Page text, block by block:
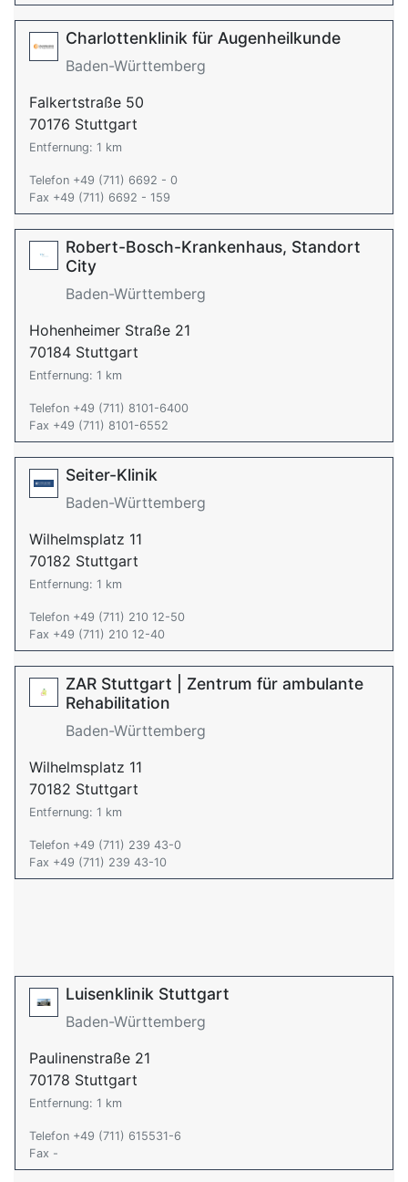
Charlottenklinik für Augenheilkunde
Baden-Württemberg
Falkertstraße 50
70176 Stuttgart
Entfernung: 1 km
Telefon +49 (711) 6692 - 0
Fax +49 (711) 6692 - 159
Robert-Bosch-Krankenhaus, Standort
City
Baden-Württemberg
Hohenheimer Straße 21
70184 Stuttgart
Entfernung: 1 km
Telefon +49 (711) 8101-6400
Fax +49 (711) 8101-6552
Seiter-Klinik
Baden-Württemberg
Wilhelmsplatz 11
70182 Stuttgart
Entfernung: 1 km
Telefon +49 (711) 210 12-50
Fax +49 (711) 210 12-40
ZAR Stuttgart | Zentrum für ambulante
Rehabilitation
Baden-Württemberg
Wilhelmsplatz 11
70182 Stuttgart
Entfernung: 1 km
Telefon +49 (711) 239 43-0
Fax +49 (711) 239 43-10
Luisenklinik Stuttgart
Baden-Württemberg
Paulinenstraße 21
70178 Stuttgart
Entfernung: 1 km
Telefon +49 (711) 615531-6
Fax -